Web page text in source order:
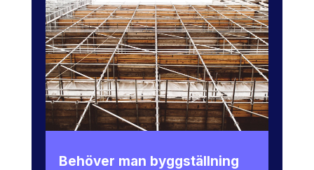
Behöver man byggställning